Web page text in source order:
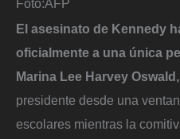
Foto:AFP
El asesinato de Kennedy
oficialmente a una única
Marina Lee Harvey Oswald,
presidente desde una
escolares mientras la